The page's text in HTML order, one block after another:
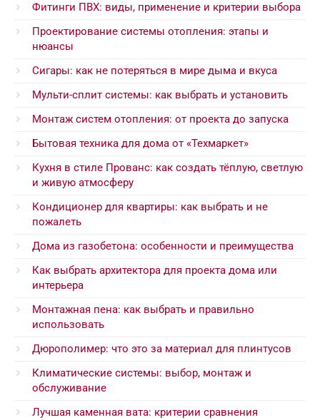
Фитинги ПВХ: виды, применение и критерии выбора
Проектирование системы отопления: этапы и
нюансы
Сигары: как не потеряться в мире дыма и вкуса
Мульти-сплит системы: как выбрать и установить
Монтаж систем отопления: от проекта до запуска
Бытовая техника для дома от «Техмаркет»
Кухня в стиле Прованс: как создать тёплую, светлую
и живую атмосферу
Кондиционер для квартиры: как выбрать и не
пожалеть
Дома из газобетона: особенности и преимущества
Как выбрать архитектора для проекта дома или
интерьера
Монтажная пена: как выбрать и правильно
использовать
Дюрополимер: что это за материал для плинтусов
Климатические системы: выбор, монтаж и
обслуживание
Лучшая каменная вата: критерии сравнения